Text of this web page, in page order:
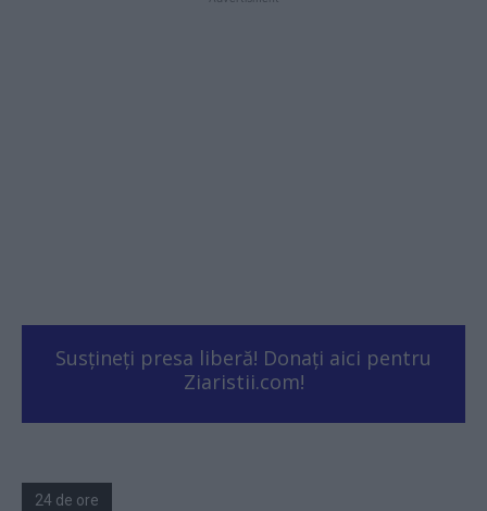
Susțineți presa liberă! Donați aici pentru
Ziaristii.com!
24 de ore